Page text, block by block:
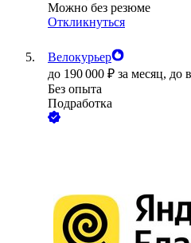
Можно без резюме
Откликнуться
Велокурьер
до 190 000 ₽ за месяц, до
Без опыта
Подработка